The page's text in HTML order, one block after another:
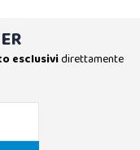
esclusividirettamente